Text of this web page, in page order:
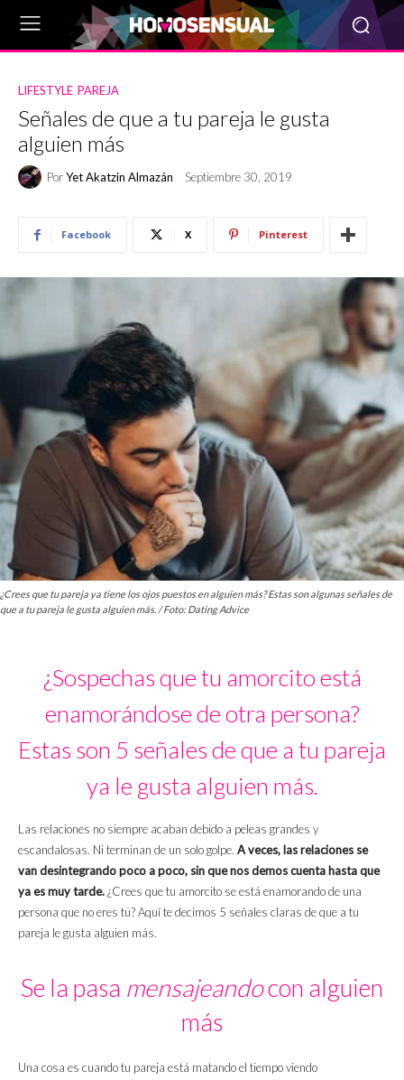
LIFESTYLE PAREJA
Señales de que a tu pareja le gusta
alguien más
PorYet Akatzin Almazán Septiembre 30, 2019
Facebook X Pinterest
¿Crees que tu pareja ya tiene los ojos puestos en alguien más? Estas son algunas señales de
que a tu pareja le gusta alguien más. / Foto: Dating Advice
¿Sospechas que tu amorcito está
enamorándose de otra persona?
Estas son 5 señales de que a tu pareja
ya le gusta alguien más.
Las relaciones no siempre acaban debido a peleas grandes y
escandalosas. Ni terminan de un solo golpe. A veces, las relaciones se
van desintegrando poco a poco, sin que nos demos cuenta hasta que
ya es muy tarde.¿Crees que tu amorcito se está enamorando de una
persona que no eres tú? Aquí te decimos 5 señales claras de que a tu
pareja le gusta alguien más.
Se la pasa mensajeandocon alguien
más
Una cosa es cuando tu pareja está matando el tiempo viendo